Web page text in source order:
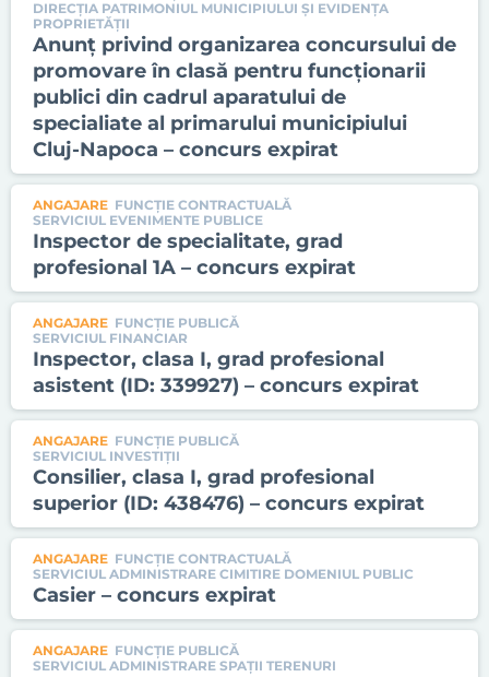
DIRECŢIA PATRIMONIUL MUNICIPIULUI ŞI EVIDENŢA
PROPRIETĂŢII
Anunț privind organizarea concursului de
promovare în clasă pentru funcționarii
publici din cadrul aparatului de
specialiate al primarului municipiului
Cluj-Napoca – concurs expirat
ANGAJARE FUNCȚIE CONTRACTUALĂ
SERVICIUL EVENIMENTE PUBLICE
Inspector de specialitate, grad
profesional 1A – concurs expirat
ANGAJARE FUNCȚIE PUBLICĂ
SERVICIUL FINANCIAR
Inspector, clasa I, grad profesional
asistent (ID: 339927) – concurs expirat
ANGAJARE FUNCȚIE PUBLICĂ
SERVICIUL INVESTIŢII
Consilier, clasa I, grad profesional
superior (ID: 438476) – concurs expirat
ANGAJARE FUNCȚIE CONTRACTUALĂ
SERVICIUL ADMINISTRARE CIMITIRE DOMENIUL PUBLIC
Casier – concurs expirat
ANGAJARE FUNCȚIE PUBLICĂ
SERVICIUL ADMINISTRARE SPAŢII TERENURI